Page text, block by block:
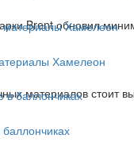
Brent обновил
Хамелеон
материалов стоит